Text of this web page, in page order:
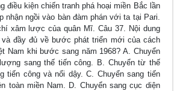
điều kiện chiến tranh phá hoại miền Bắc lần
nhận ngồi vào bàn đàm phán với ta tại Pari.
xâm lược của quân Mĩ. Câu 37. Nội dung
và đầy đủ về bước phát triển mới của cách
Nam khi bước sang năm 1968? A. Chuyển
sang thế tiến công. B. Chuyển từ thế
tiến công và nổi dậy. C. Chuyển sang tiến
toàn miền Nam. D. Chuyển sang cục diện